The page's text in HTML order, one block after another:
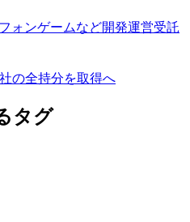
ォンゲームなど開発運営受託
の全持分を取得へ
タグ